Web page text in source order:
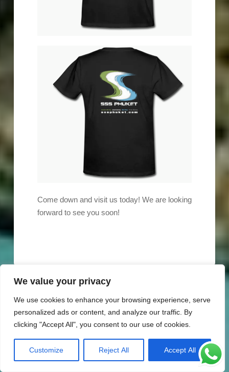
We value your privacy
We use cookies to enhance your browsing experience, serve
personalized ads or content, and analyze our traffic. By
clicking "Accept All", you consent to our use of cookies.
Customize Reject All Accept All
Come down and visit us today! We are looking
forward to see you soon!
Search